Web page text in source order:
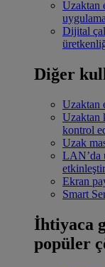
Uzaktan
Dijital
Diğer
Uzaktan
Uzaktan
kontrol
Uzak
LAN’da
Ekran
Smart
İhtiyaca
popüler